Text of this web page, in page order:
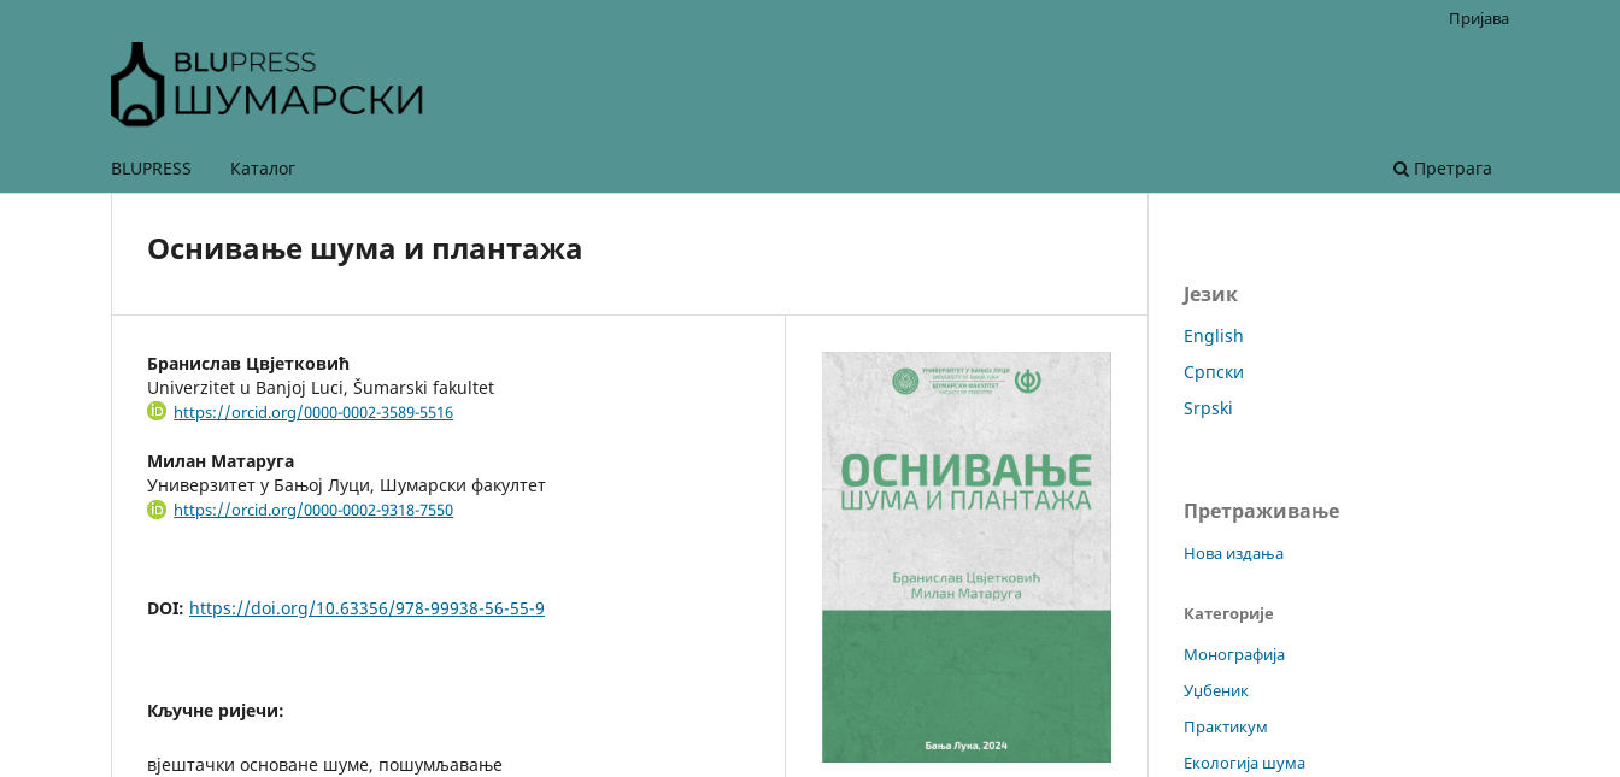
BLUPRESS Каталог Претрага
Пријава
Оснивање шума и плантажа
Бранислав Цвјетковић
Univerzitet u Banjoj Luci, Šumarski fakultet
https://orcid.org/0000-0002-3589-5516
Милан Матаруга
Универзитет у Бањој Луци, Шумарски факултет
https://orcid.org/0000-0002-9318-7550
DOI: https://doi.org/10.63356/978-99938-56-55-9
Кључне ријечи:
вјештачки основане шуме, пошумљавање
Језик
English
Српски
Srpski
Претраживање
Нова издања
Категорије
Монографија
Уџбеник
Практикум
Екологија шума